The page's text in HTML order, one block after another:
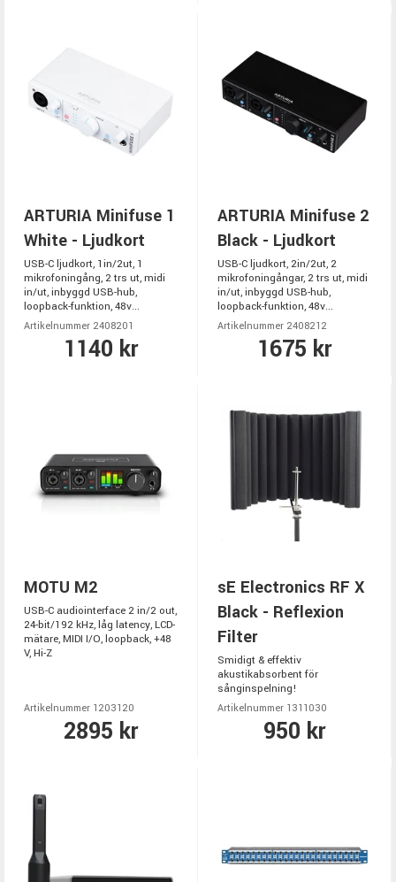
ARTURIA Minifuse 1
White - Ljudkort
USB-C ljudkort, 1in/2ut, 1
mikrofoningång, 2 trs ut, midi
in/ut, inbyggd USB-hub,
loopback-funktion, 48v...
Artikelnummer 2408201
1140 kr
ARTURIA Minifuse 2
Black - Ljudkort
USB-C ljudkort, 2in/2ut, 2
mikrofoningångar, 2 trs ut, midi
in/ut, inbyggd USB-hub,
loopback-funktion, 48v...
Artikelnummer 2408212
1675 kr
MOTU M2
USB-C audiointerface 2 in/2 out,
24-bit/192 kHz, låg latency, LCD-
mätare, MIDI I/O, loopback, +48
V, Hi-Z
Artikelnummer 1203120
2895 kr
sE Electronics RF X
Black - Reflexion
Filter
Smidigt & effektiv
akustikabsorbent för
sånginspelning!
Artikelnummer 1311030
950 kr